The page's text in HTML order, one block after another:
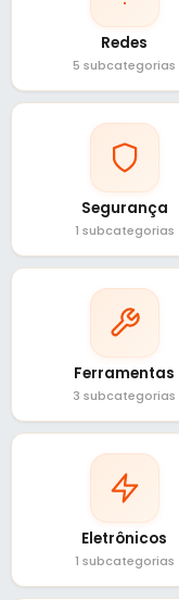
Redes
5 subcategorias
Segurança
1 subcategorias
Ferramentas
3 subcategorias
Eletrônicos
1 subcategorias